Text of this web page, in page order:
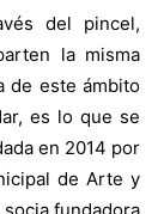
del pincel,
la misma
de este ámbito
es lo que se
en 2014 por
de Arte y